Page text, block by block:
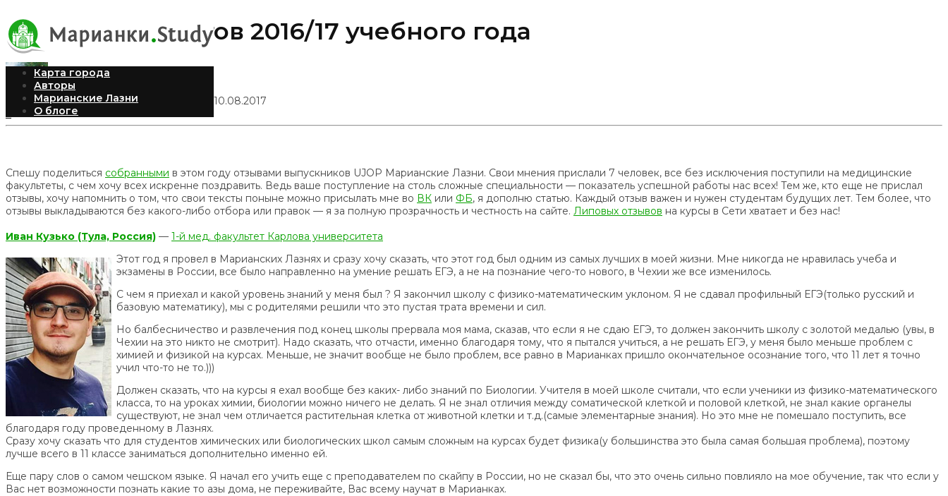
Карта города
Авторы
Марианские Лазни
О блоге
Отзывы студентов 2016/17 учебного года
Илья Рудомилов Опубликовано 10.08.2017
Спешу поделиться собранными в этом году отзывами выпускников UJOP Марианские Лазни. Свои мнения прислали 7 человек, все без исключения поступили на медицинские
факультеты, с чем хочу всех искренне поздравить. Ведь ваше поступление на столь сложные специальности — показатель успешной работы нас всех! Тем же, кто еще не прислал
отзывы, хочу напомнить о том, что свои тексты поныне можно присылать мне во ВК или ФБ, я дополню статью. Каждый отзыв важен и нужен студентам будущих лет. Тем более, что
отзывы выкладываются без какого-либо отбора или правок — я за полную прозрачность и честность на сайте. Липовых отзывов на курсы в Сети хватает и без нас!
Иван Кузько (Тула, Россия) — 1-й мед. факультет Карлова университета
Этот год я провел в Марианских Лазнях и сразу хочу сказать, что этот год был одним из самых лучших в моей жизни. Мне никогда не нравилась учеба и
экзамены в России, все было направленно на умение решать ЕГЭ, а не на познание чего-то нового, в Чехии же все изменилось.
С чем я приехал и какой уровень знаний у меня был ? Я закончил школу c физико-математическим уклоном. Я не сдавал профильный ЕГЭ(только русский и
базовую математику), мы с родителями решили что это пустая трата времени и сил.
Но балбесничество и развлечения под конец школы прервала моя мама, сказав, что если я не сдаю ЕГЭ, то должен закончить школу с золотой медалью (увы, в
Чехии на это никто не смотрит). Надо сказать, что отчасти, именно благодаря тому, что я пытался учиться, а не решать ЕГЭ, у меня было меньше проблем с
химией и физикой на курсах. Меньше, не значит вообще не было проблем, все равно в Марианках пришло окончательное осознание того, что 11 лет я точно
учил что-то не то.)))
Должен сказать, что на курсы я ехал вообще без каких- либо знаний по Биологии. Учителя в моей школе считали, что если ученики из физико-математического
класса, то на уроках химии, биологии можно ничего не делать. Я не знал отличия между соматической клеткой и половой клеткой, не знал какие органелы
существуют, не знал чем отличается растительная клетка от животной клетки и т.д.(самые элементарные знания). Но это мне не помешало поступить, все
благодаря году проведенному в Лазнях.
Сразу хочу сказать что для студентов химических или биологических школ самым сложным на курсах будет физика(у большинства это была самая большая проблема), поэтому
лучше всего в 11 классе заниматься дополнительно именно ей.
Еще пару слов о самом чешском языке. Я начал его учить еще с преподавателем по скайпу в России, но не сказал бы, что это очень сильно повлияло на мое обучение, так что если у
Вас нет возможности познать какие то азы дома, не переживайте, Вас всему научат в Марианках.